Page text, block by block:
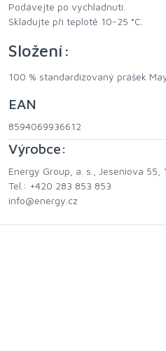
Podávejte po vychladnutí.
Skladujte při teplotě 10-25 °C.
Složení:
100 % standardizovaný prášek
EAN
8594069936612
Výrobce:
Energy Group, a. s., Jeseniova 55,
Tel.: +420 283 853 853
info@energy.cz